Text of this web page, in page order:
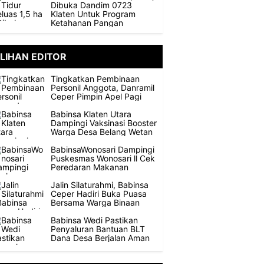
Dibuka Dandim 0723
Klaten Untuk Program
Ketahanan Pangan
EDITOR
Tingkatkan Pembinaan
Personil Anggota, Danramil
Ceper Pimpin Apel Pagi
Babinsa Klaten Utara
Dampingi Vaksinasi Booster
Warga Desa Belang Wetan
BabinsaWonosari Dampingi
Puskesmas Wonosari ll Cek
Peredaran Makanan
Jalin Silaturahmi, Babinsa
Ceper Hadiri Buka Puasa
Bersama Warga Binaan
Babinsa Wedi Pastikan
Penyaluran Bantuan BLT
Dana Desa Berjalan Aman